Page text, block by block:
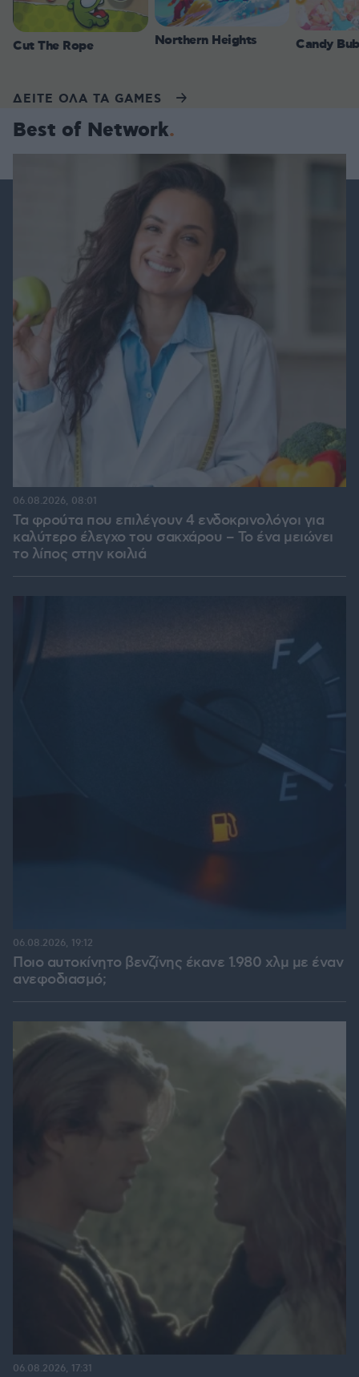
Cut The Rope Northern Heights Candy
ΔΕΙΤΕ ΟΛΑ ΤΑ GAMES
Best of Network
Τα φρούτα που επιλέγουν 4 ενδοκρινολόγοι για
καλύτερο έλεγχο του σακχάρου – Το ένα μειώνει
το λίπος στην κοιλιά
06.08.2026, 08:01
Ποιο αυτοκίνητο βενζίνης έκανε 1.980 χλμ με έναν
ανεφοδιασμό;
06.08.2026, 19:12
06.08.2026, 17:31